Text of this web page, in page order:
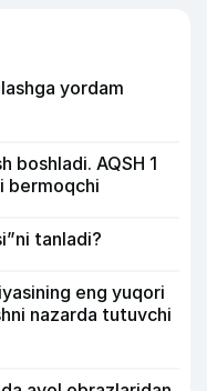
yordam
boshladi. AQSH 1
bermoqchi
tanladi?
eng yuqori
nazarda tutuvchi